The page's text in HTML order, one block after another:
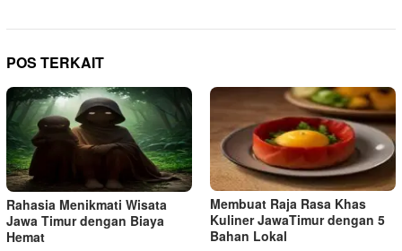
POS TERKAIT
Rahasia Menikmati Wisata
Jawa Timur dengan Biaya
Hemat
Membuat Raja Rasa Khas
Kuliner JawaTimur dengan 5
Bahan Lokal